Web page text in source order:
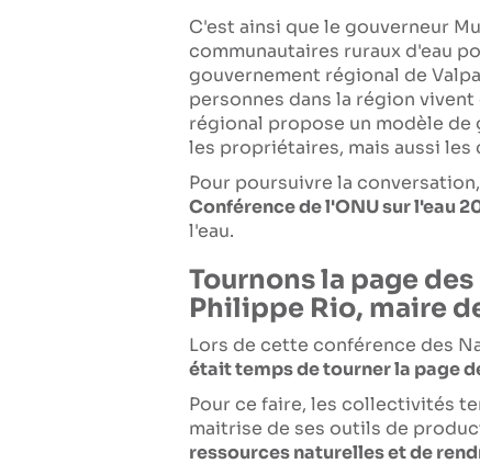
C'est ainsi que le gouverneur
communautaires ruraux d'eau
gouvernement régional de
personnes dans la région
régional propose un modèle de
les propriétaires, mais aussi
Pour poursuivre la conversation,
Conférence de l'ONU sur l'eau
l'eau.
Tournons la page
Philippe Rio, maire
Lors de cette conférence des
était temps de tourner la page
Pour ce faire, les collectivités
maitrise de ses outils de
ressources naturelles et de